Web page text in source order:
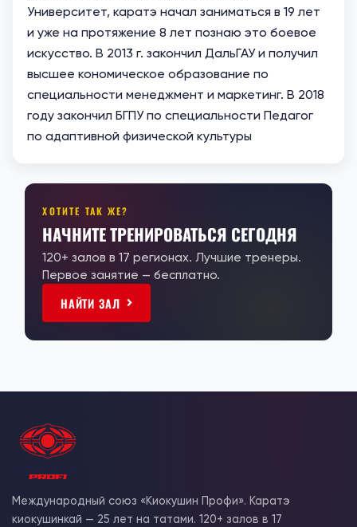
Университет, каратэ начал заниматься в 19 лет
и уже на протяжение 8 лет познаю это боевое
искусство. В 2013 г. закончил ДальГАУ и получил
высшее кономическое образование по
специальности менеджмент и маркетинг. В 2018
году закончил БГПУ по специальности Педагог
по адаптивной физической культуры
ХОТИТЕ ТАК ЖЕ?
НАЧНИТЕ ТРЕНИРОВАТЬСЯ СЕГОДНЯ
120+ залов в 17 регионах. Лучшие тренеры.
Первое занятие — бесплатно.
НАЙТИ ЗАЛ
Международный союз «Киокушин Профи». Каратэ
киокушинкай — 25 лет на татами. 120+ залов в 17